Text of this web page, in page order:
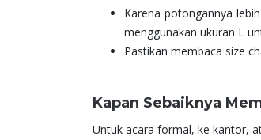
Karena potongannya
menggunakan ukuran L
Pastikan membaca size
Kapan Sebaiknya
Untuk acara formal, ke kantor,